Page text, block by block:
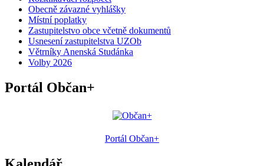
Obecně závazné vyhlášky
Místní poplatky
Zastupitelstvo obce včetně dokumentů
Usnesení zastupitelstva UZOb
Větrníky Anenská Studánka
Volby 2026
Portál Občan+
Portál Občan+